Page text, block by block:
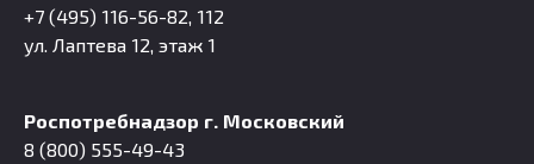
+7 (495) 116-56-82, 112
ул. Лаптева 12, этаж 1
Роспотребнадзор г. Московский
8 (800) 555-49-43